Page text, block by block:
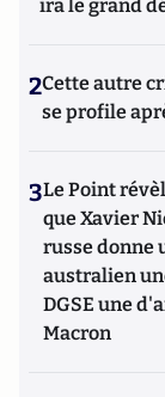
ira le grand
2Cette autre
se profile
3Le Point
que Xavier
russe donne
australien
DGSE une
Macron